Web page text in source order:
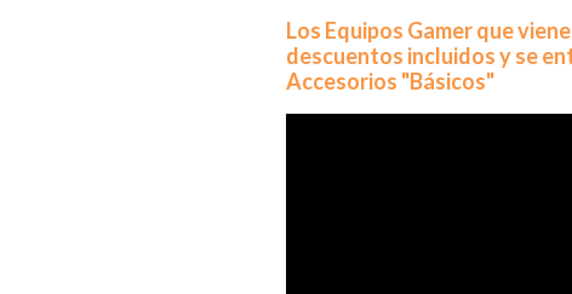
Los Equipos Gamer que
descuentos incluidos y se
Accesorios "Básicos"